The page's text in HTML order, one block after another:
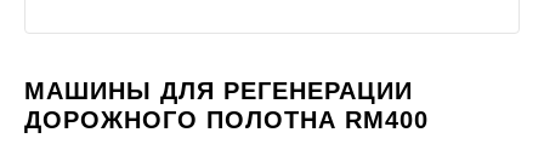
МАШИНЫ ДЛЯ РЕГЕНЕРАЦИИ
ДОРОЖНОГО ПОЛОТНА RM400